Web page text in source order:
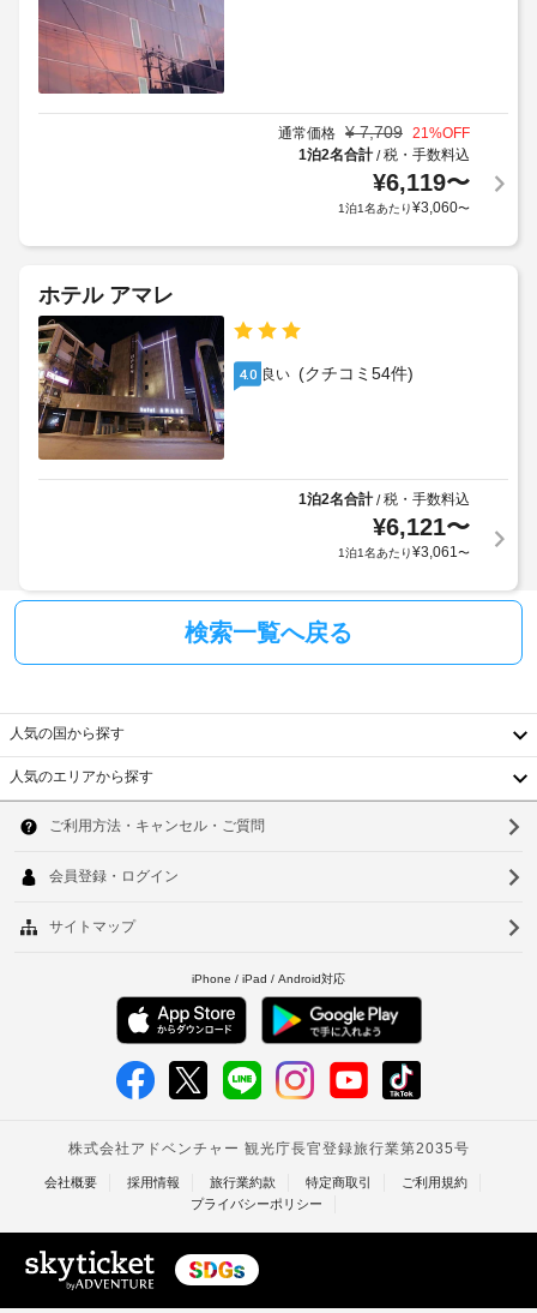
通常価格 ¥ 7,709 21%OFF
1泊2名合計/税・手数料込
¥6,119〜
1泊1名あたり¥3,060〜
ホテル アマレ
4.0 良い (クチコミ54件)
1泊2名合計/税・手数料込
¥6,121〜
1泊1名あたり¥3,061〜
検索一覧へ戻る
人気の国から探す
韓
国
人気のエリアから探す
ウ